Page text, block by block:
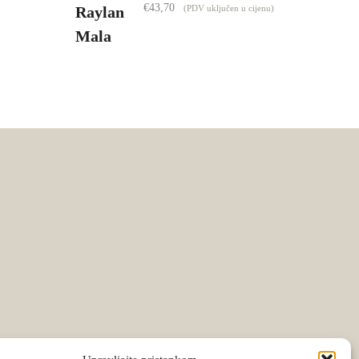
€43,70 (PDV uključen u cijenu)